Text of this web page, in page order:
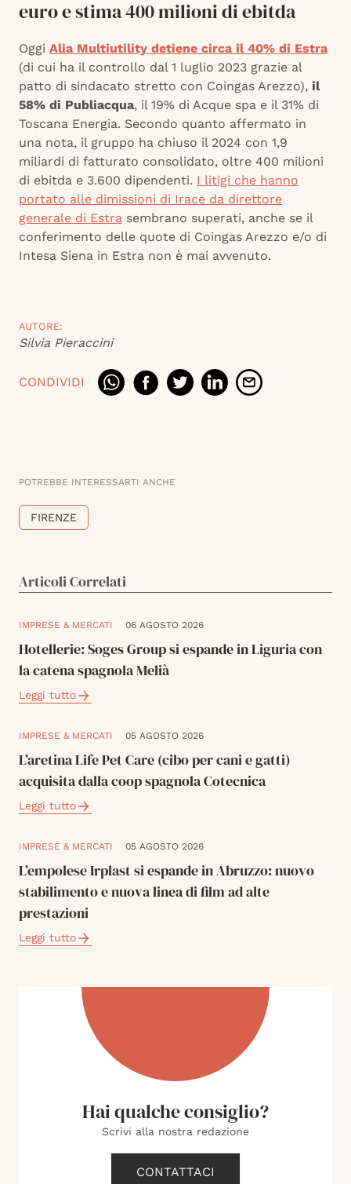
euro e stima 400 milioni di ebitda
Oggi Alia Multiutility detiene circa il 40% di Estra
(di cui ha il controllo dal 1 luglio 2023 grazie al
patto di sindacato stretto con Coingas Arezzo), il
58% di Publiacqua, il 19% di Acque spa e il 31% di
Toscana Energia. Secondo quanto affermato in
una nota, il gruppo ha chiuso il 2024 con 1,9
miliardi di fatturato consolidato, oltre 400 milioni
di ebitda e 3.600 dipendenti. I litigi che hanno
portato alle dimissioni di Irace da direttore
generale di Estra sembrano superati, anche se il
conferimento delle quote di Coingas Arezzo e/o di
Intesa Siena in Estra non è mai avvenuto.
AUTORE:
Silvia Pieraccini
CONDIVIDI
POTREBBE INTERESSARTI ANCHE
FIRENZE
Articoli Correlati
IMPRESE & MERCATI 06 AGOSTO 2026
Hotellerie: Soges Group si espande in Liguria con
la catena spagnola Melià
Leggi tutto
IMPRESE & MERCATI 05 AGOSTO 2026
L’aretina Life Pet Care (cibo per cani e gatti)
acquisita dalla coop spagnola Cotecnica
Leggi tutto
IMPRESE & MERCATI 05 AGOSTO 2026
L’empolese Irplast si espande in Abruzzo: nuovo
stabilimento e nuova linea di film ad alte
prestazioni
Leggi tutto
Hai qualche consiglio?
Scrivi alla nostra redazione
CONTATTACI